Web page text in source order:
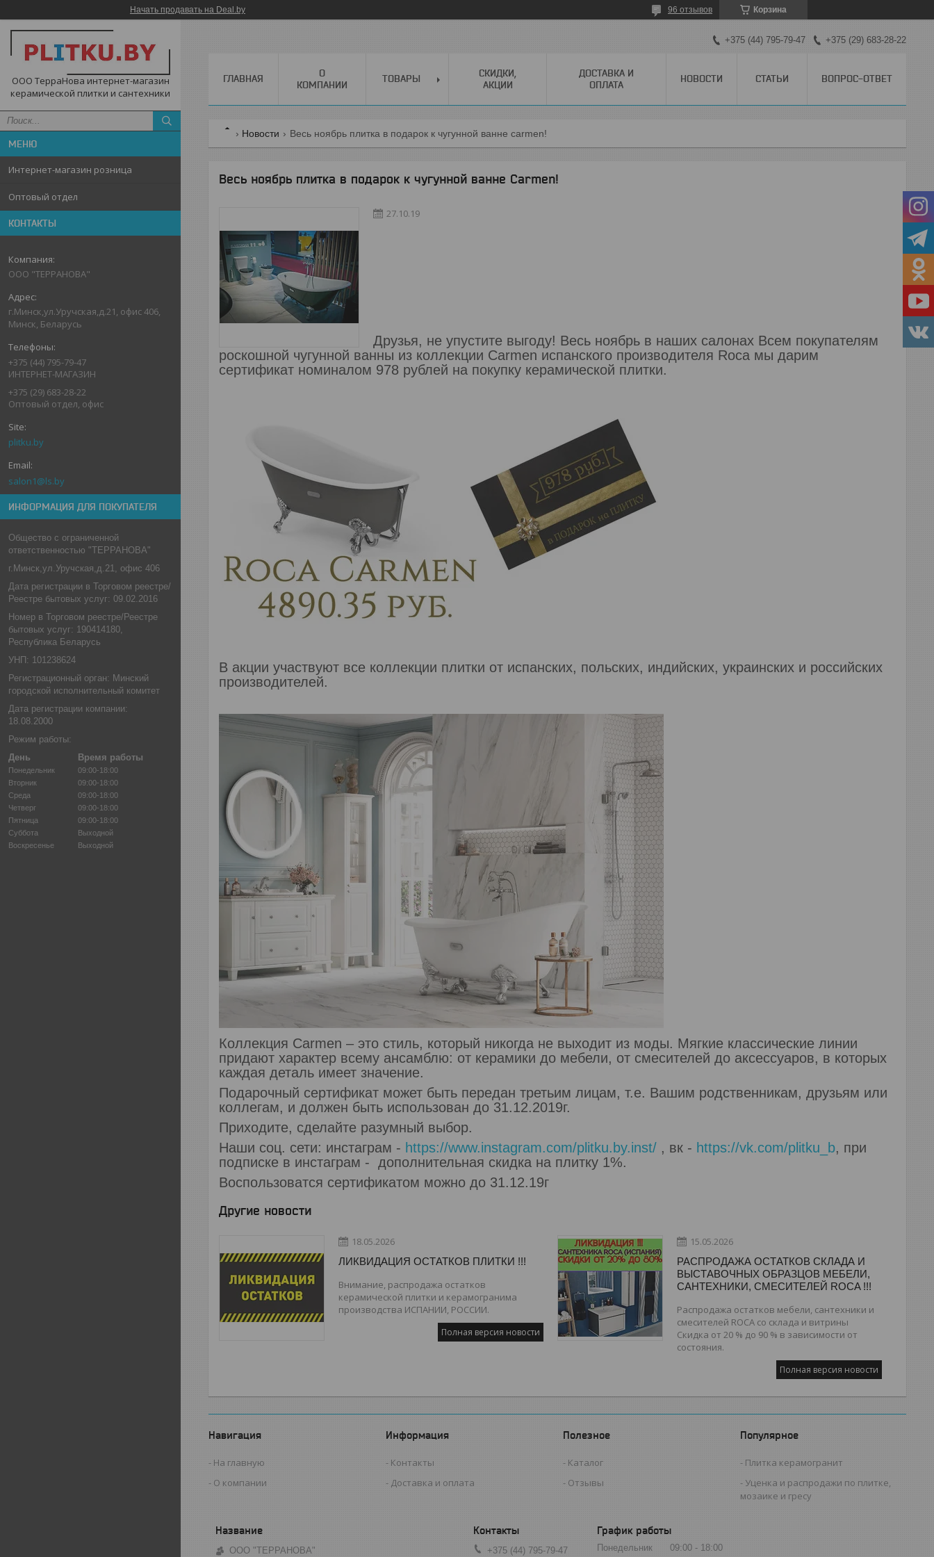
Начать продавать на Deal.by Корзина
96 отзывов
ООО ТерраНова интернет-магазин
керамической плитки и сантехники
Интернет-магазин розница
Оптовый отдел
КОНТАКТЫ
ООО "ТЕРРАНОВА"
г.Минск,ул.Уручская,д.21, офис 406,
Минск, Беларусь
+375 (44) 795-79-47
ИНТЕРНЕТ-МАГАЗИН
+375 (29) 683-28-22
Оптовый отдел, офис
plitku.by
salon1@ls.by
ИНФОРМАЦИЯ ДЛЯ ПОКУПАТЕЛЯ
Общество с ограниченной
ответственностью "ТЕРРАНОВА"
г.Минск,ул.Уручская,д.21, офис 406
Дата регистрации в Торговом реестре/
Реестре бытовых услуг: 09.02.2016
Номер в Торговом реестре/Реестре
бытовых услуг: 190414180,
Республика Беларусь
УНП: 101238624
Регистрационный орган: Минский
городской исполнительный комитет
Дата регистрации компании:
18.08.2000
Режим работы:
День
Время работы
Понедельник
09:00-18:00
Вторник
09:00-18:00
Среда
09:00-18:00
Четверг
09:00-18:00
Пятница
09:00-18:00
Суббота
Выходной
Воскресенье
Выходной
+375 (44) 795-79-47 +375 (29) 683-28-22
ГЛАВНАЯ
О
КОМПАНИИ
ТОВАРЫ
СКИДКИ,
АКЦИИ
ДОСТАВКА И
ОПЛАТА
НОВОСТИ СТАТЬИ ВОПРОС-ОТВЕТ
Новости Весь ноябрь плитка в подарок к чугунной ванне carmen!
Весь ноябрь плитка в подарок к чугунной ванне Carmen!
27.10.19
Друзья, не упустите выгоду! Весь ноябрь в наших салонах Всем покупателям
роскошной чугунной ванны из коллекции Carmen испанского производителя Roca мы дарим
сертификат номиналом 978 рублей на покупку керамической плитки.
В акции участвуют все коллекции плитки от испанских, польских, индийских, украинских и российских
производителей.
Коллекция Carmen – это стиль, который никогда не выходит из моды. Мягкие классические линии
придают характер всему ансамблю: от керамики до мебели, от смесителей до аксессуаров, в которых
каждая деталь имеет значение.
Подарочный сертификат может быть передан третьим лицам, т.е. Вашим родственникам, друзьям или
коллегам, и должен быть использован до 31.12.2019г.
Приходите, сделайте разумный выбор.
Наши соц. сети: инстаграм - https://www.instagram.com/plitku.by.inst/ , вк - https://vk.com/plitku_b, при
подписке в инстаграм - дополнительная скидка на плитку 1%.
Воспользоватся сертификатом можно до 31.12.19г
Другие новости
18.05.2026
ЛИКВИДАЦИЯ ОСТАТКОВ ПЛИТКИ !!!
Внимание, распродажа остатков
керамической плитки и керамогранима
производства ИСПАНИИ, РОССИИ.
Полная версия новости
15.05.2026
РАСПРОДАЖА ОСТАТКОВ СКЛАДА И
ВЫСТАВОЧНЫХ ОБРАЗЦОВ МЕБЕЛИ,
САНТЕХНИКИ, СМЕСИТЕЛЕЙ ROCA !!!
Распродажа остатков мебели, сантехники и
смесителей ROCA со склада и витрины
Скидка от 20 % до 90 % в зависимости от
состояния.
Полная версия новости
Навигация
На главную
О компании
Информация
Контакты
Доставка и оплата
Полезное
Каталог
Отзывы
Популярное
Плитка керамогранит
Уценка и распродажи по плитке,
мозаике и гресу
ООО "ТЕРРАНОВА" +375 (44) 795-79-47
График работы
Понедельник 09:00 18:00